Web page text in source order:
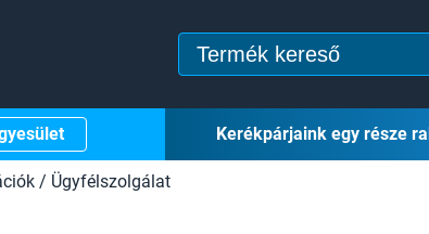
Kerékpárjaink egy része
/ Ügyfélszolgálat